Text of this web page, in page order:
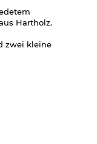
Hartholz.
zwei kleine